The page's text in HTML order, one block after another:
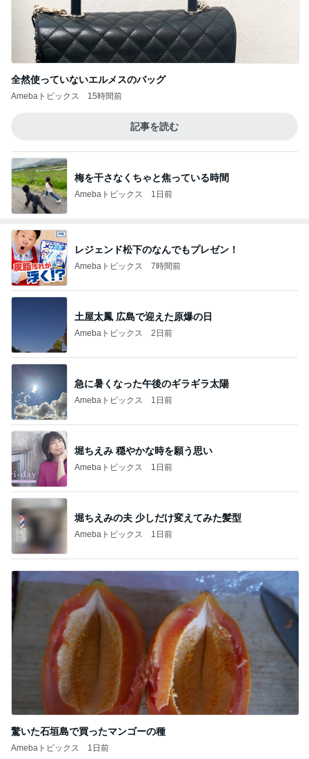
全然使っていないエルメスのバッグ
Amebaトピックス 15時間前
記事を読む
梅を干さなくちゃと焦っている時間
Amebaトピックス 1日前
レジェンド松下のなんでもプレゼン！
Amebaトピックス 7時間前
土屋太鳳 広島で迎えた原爆の日
Amebaトピックス 2日前
急に暑くなった午後のギラギラ太陽
Amebaトピックス 1日前
堀ちえみ 穏やかな時を願う思い
Amebaトピックス 1日前
堀ちえみの夫 少しだけ変えてみた髪型
Amebaトピックス 1日前
驚いた石垣島で買ったマンゴーの種
Amebaトピックス 1日前